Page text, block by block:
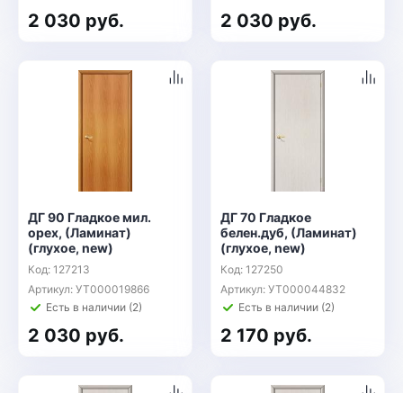
2 030 руб. 2 030 руб.
ДГ 90 Гладкое мил.
орех, (Ламинат)
(глухое, new)
Код: 127213
Артикул: УТ000019866
Есть в наличии (2)
2 030 руб.
ДГ 70 Гладкое
белен.дуб, (Ламинат)
(глухое, new)
Код: 127250
Артикул: УТ000044832
Есть в наличии (2)
2 170 руб.